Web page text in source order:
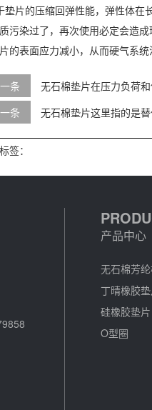
垫片的压缩回弹性能，弹性体在
污染过了，再次使用必定会造
的表面应力减小，从而硬气系统
一条
无石棉垫片在压力负荷
条
无石棉垫片这里指的是
签：
产品中心
无石棉芳
丁晴橡胶
硅橡胶垫片
O型圈